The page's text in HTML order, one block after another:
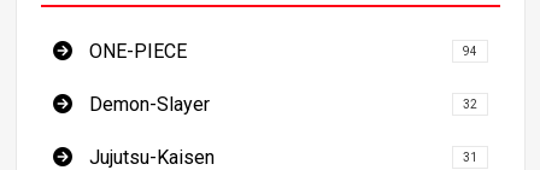
ONE-PIECE 94
Demon-Slayer 32
Jujutsu-Kaisen 31